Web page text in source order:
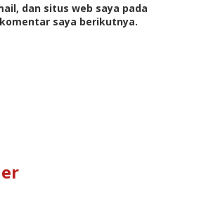
dan situs web saya pada
saya berikutnya.